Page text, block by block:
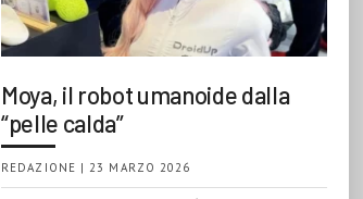
Moya, il robot umanoide dalla
“pelle calda”
REDAZIONE | 23 MARZO 2026